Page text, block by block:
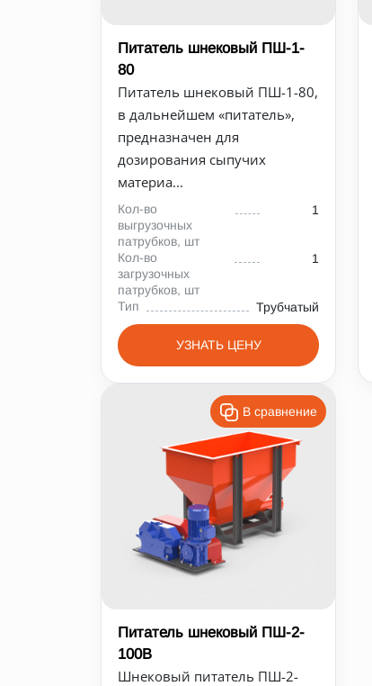
Питатель шнековый ПШ-1-
80
Питатель шнековый ПШ-1-80,
в дальнейшем «питатель»,
предназначен для
дозирования сыпучих
материа...
Кол-во
выгрузочных
патрубков, шт
1
Кол-во
загрузочных
патрубков, шт
1
Тип Трубчатый
УЗНАТЬ ЦЕНУ
В сравнение
Питатель шнековый ПШ-2-
100В
Шнековый питатель ПШ-2-